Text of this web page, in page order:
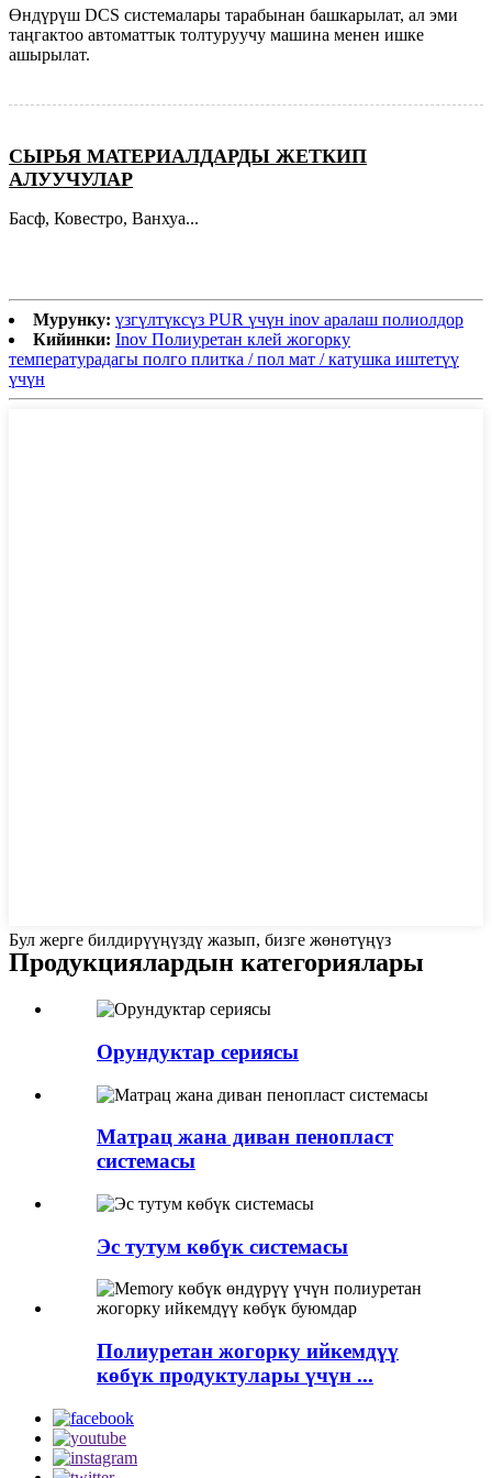
Өндүрүш DCS системалары тарабынан башкарылат, ал эми
таңгактоо автоматтык толтуруучу машина менен ишке
ашырылат.
СЫРЬЯ МАТЕРИАЛДАРДЫ ЖЕТКИП
АЛУУЧУЛАР
Басф, Ковестро, Ванхуа...
Мурунку: үзгүлтүксүз PUR үчүн inov аралаш полиолдор
Кийинки: Inov Полиуретан клей жогорку
температурадагы полго плитка / пол мат / катушка иштетүү
үчүн
Бул жерге билдирүүңүздү жазып, бизге жөнөтүңүз
Продукциялардын категориялары
Орундуктар сериясы
Матрац жана диван пенопласт
системасы
Эс тутум көбүк системасы
Полиуретан жогорку ийкемдүү
көбүк продуктулары үчүн ...